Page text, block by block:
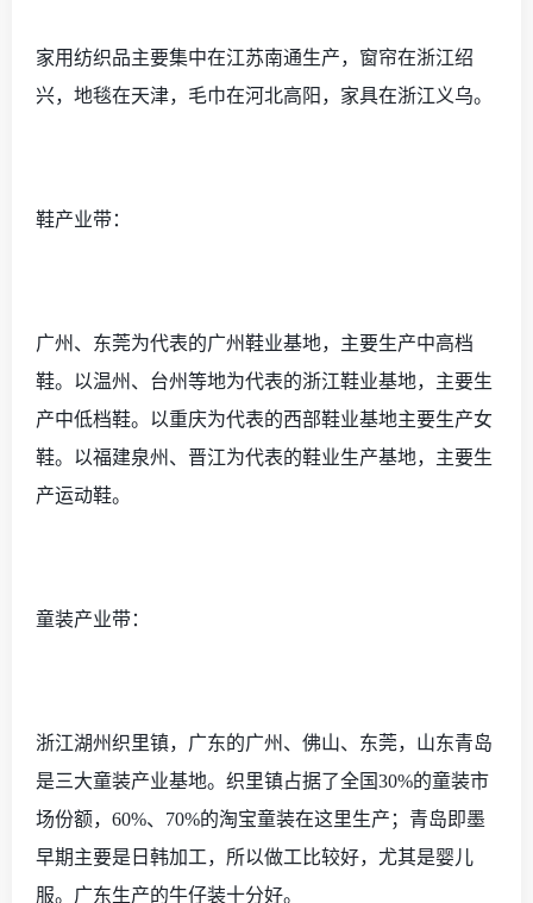
家用纺织品主要集中在江苏南通生产，窗帘在浙江绍
兴，地毯在天津，毛巾在河北高阳，家具在浙江义乌。
鞋产业带：
广州、东莞为代表的广州鞋业基地，主要生产中高档
鞋。以温州、台州等地为代表的浙江鞋业基地，主要生
产中低档鞋。以重庆为代表的西部鞋业基地主要生产女
鞋。以福建泉州、晋江为代表的鞋业生产基地，主要生
产运动鞋。
童装产业带：
浙江湖州织里镇，广东的广州、佛山、东莞，山东青岛
是三大童装产业基地。织里镇占据了全国30%的童装市
场份额，60%、70%的淘宝童装在这里生产；青岛即墨
早期主要是日韩加工，所以做工比较好，尤其是婴儿
服。广东生产的牛仔装十分好。